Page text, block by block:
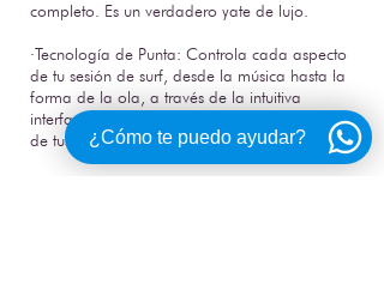
completo. Es un verdadero yate de lujo.
·Tecnología de Punta: Controla cada aspecto
de tu sesión de surf, desde la música hasta la
forma de la ola, a través de la intuitiva
interfaz de pantalla táctil. Guarda los perfiles
de tus riders y prepárate para impresionar.
¿Cómo te puedo ayudar?